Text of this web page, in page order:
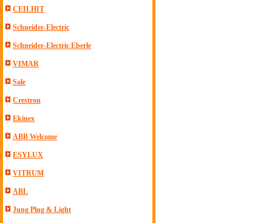
CEILHIT
Schneider-Electric
Schneider-Electric Eberle
VIMAR
Sale
Crestron
Ekinex
ABB Welcome
ESYLUX
VITRUM
ABL
Jung Plug & Light